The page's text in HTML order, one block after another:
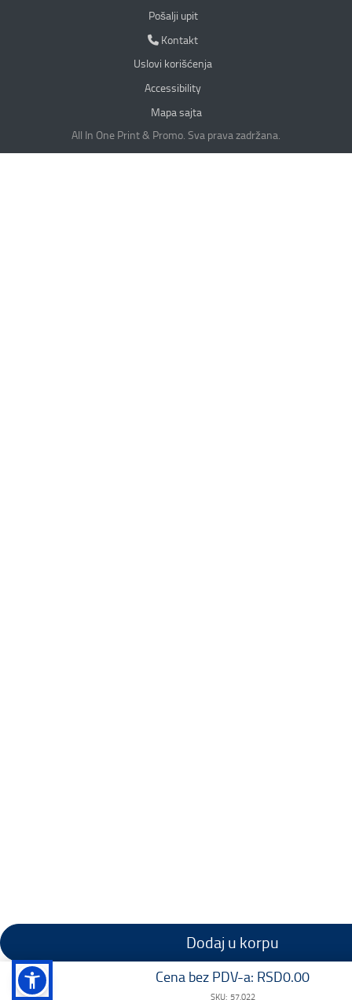
Cena bez PDV-a: RSD0.00
SKU: 57.022
Dodaj u korpu
Pošalji upit
Kontakt
Kontakt
Uslovi korišćenja
Accessibility
Mapa sajta
All In One Print & Promo. Sva prava zadržana.